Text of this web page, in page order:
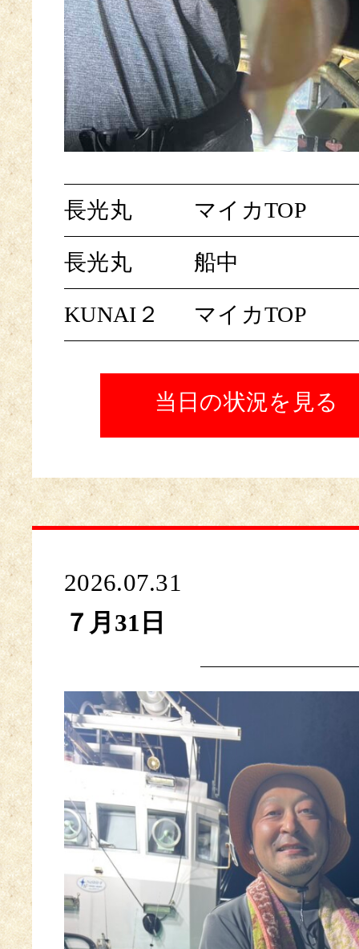
長光丸 マイカTOP
長光丸 船中
KUNAI２ マイカTOP
当日の状況を見る
2026.07.31
７月31日